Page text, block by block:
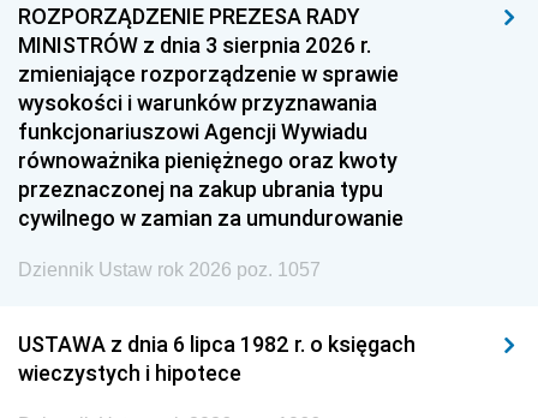
1957 1956
1954 1953
1951 1950
1948 1947
1945 1944 1939
1938 1937 1936
1935 1934
1929 1928 1927
ROZPORZĄDZENIE PREZESA RADY
MINISTRÓW z dnia 3 sierpnia 2026 r.
zmieniające rozporządzenie w sprawie
wysokości i warunków przyznawania
funkcjonariuszowi Agencji Wywiadu
równoważnika pieniężnego oraz kwoty
przeznaczonej na zakup ubrania typu
cywilnego w zamian za umundurowanie
Dziennik Ustaw rok 2026 poz. 1057
USTAWA z dnia 6 lipca 1982 r. o księgach
wieczystych i hipotece